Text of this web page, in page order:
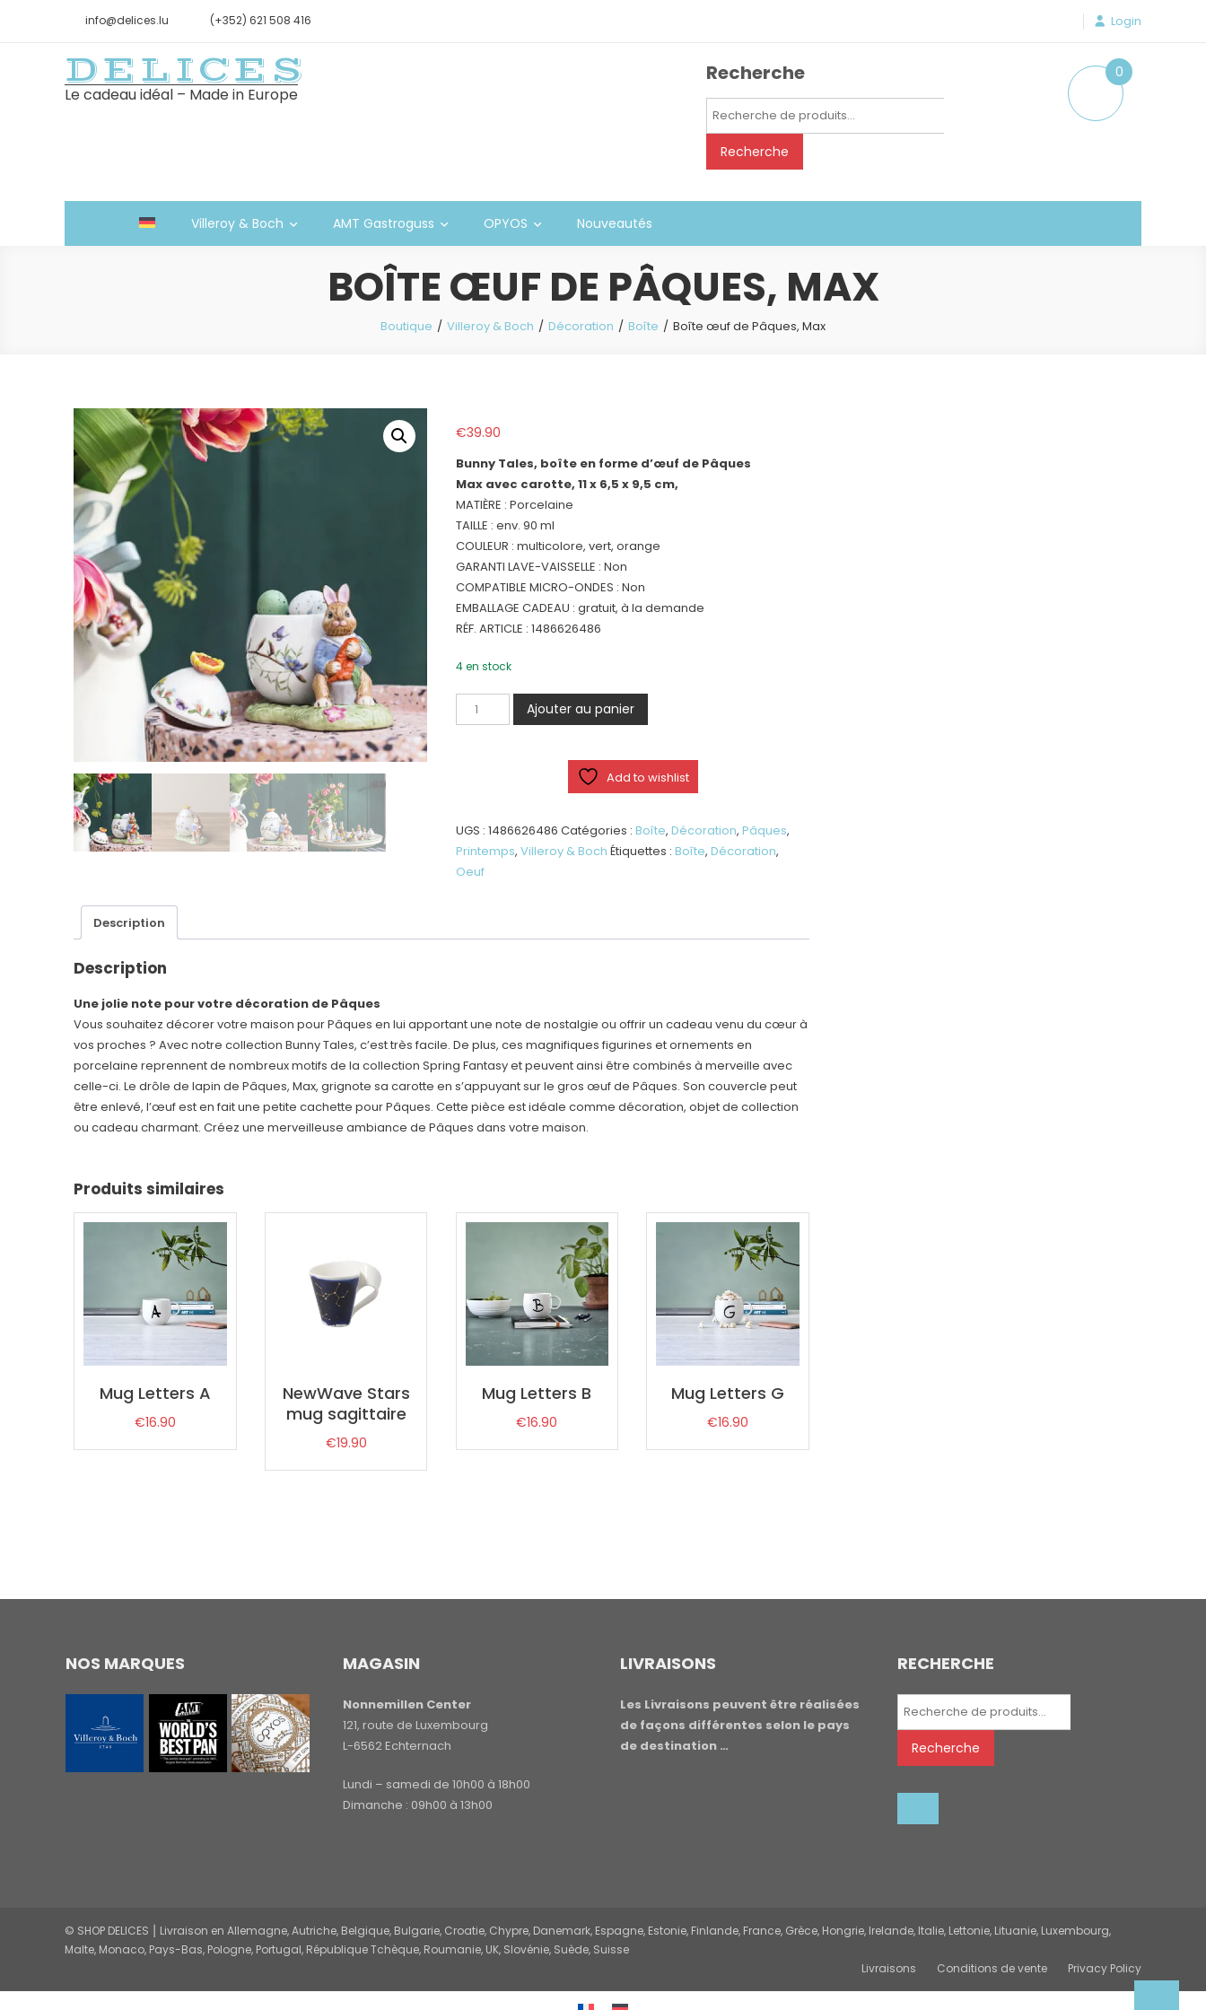
info@delices.lu (+352) 621 508 416 Login
DELICES
Le cadeau idéal – Made in Europe
Recherche
Recherche
Recherche
0
item
Villeroy & Boch AMT Gastroguss OPYOS Nouveautés
BOÎTE ŒUF DE PÂQUES, MAX
Boutique Villeroy & Boch Décoration Boîte Boîte œuf de Pâques, Max
€39.90
Bunny Tales, boîte en forme d’œuf de Pâques
Max avec carotte, 11 x 6,5 x 9,5 cm,
MATIÈRE : Porcelaine
TAILLE : env. 90 ml
COULEUR : multicolore, vert, orange
GARANTI LAVE-VAISSELLE : Non
COMPATIBLE MICRO-ONDES : Non
EMBALLAGE CADEAU : gratuit, à la demande
RÉF. ARTICLE : 1486626486
4 en stock
quantité
de
Max
Ajouter au panier
Add to wishlist
UGS :1486626486 Catégories :Boîte,Décoration,Pâques,
Printemps,Villeroy & Boch Étiquettes :Boîte,Décoration,
Oeuf
Description
Description
Une jolie note pour votre décoration de Pâques
Vous souhaitez décorer votre maison pour Pâques en lui apportant une note de nostalgie ou offrir un cadeau venu du cœur à
vos proches ? Avec notre collection Bunny Tales, c’est très facile. De plus, ces magnifiques figurines et ornements en
porcelaine reprennent de nombreux motifs de la collection Spring Fantasy et peuvent ainsi être combinés à merveille avec
celle-ci. Le drôle de lapin de Pâques, Max, grignote sa carotte en s’appuyant sur le gros œuf de Pâques. Son couvercle peut
être enlevé, l’œuf est en fait une petite cachette pour Pâques. Cette pièce est idéale comme décoration, objet de collection
ou cadeau charmant. Créez une merveilleuse ambiance de Pâques dans votre maison.
Produits similaires
Mug Letters A
€16.90
NewWave Stars
mug sagittaire
€19.90
Mug Letters B
€16.90
Mug Letters G
€16.90
NOS MARQUES MAGASIN
Nonnemillen Center
121, route de Luxembourg
L-6562 Echternach
Lundi – samedi de 10h00 à 18h00
Dimanche : 09h00 à 13h00
LIVRAISONS
Les Livraisons peuvent être réalisées
de façons différentes selon le pays
de destination …
RECHERCHE
Recherche
Recherche
© SHOP DELICES ⎮ Livraison en Allemagne, Autriche, Belgique, Bulgarie, Croatie, Chypre, Danemark, Espagne, Estonie, Finlande, France, Grèce, Hongrie, Irelande, Italie, Lettonie, Lituanie, Luxembourg,
Malte, Monaco, Pays-Bas, Pologne, Portugal, République Tchèque, Roumanie, UK, Slovénie, Suède, Suisse
Livraisons
Conditions de vente Privacy Policy